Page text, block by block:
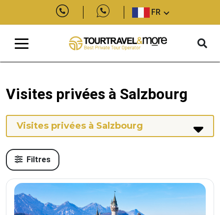
FR
Visites privées à Salzbourg
Visites privées à Salzbourg
Filtres